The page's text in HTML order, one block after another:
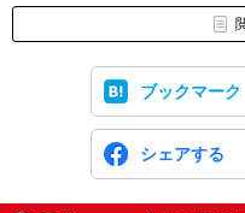
ブックマーク
シェアする